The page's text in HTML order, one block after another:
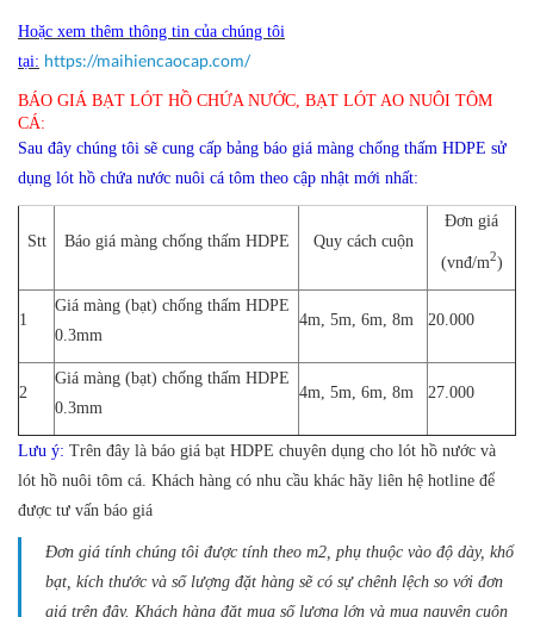
Hoặc xem thêm thông tin của chúng tôi
tại: https://maihiencaocap.com/
BÁO GIÁ BẠT LÓT HỒ CHỨA NƯỚC, BẠT LÓT AO NUÔI TÔM
CÁ:
Sau đây chúng tôi sẽ cung cấp bảng báo giá màng chống thấm HDPE sử
dụng lót hồ chứa nước nuôi cá tôm theo cập nhật mới nhất:
Stt Báo giá màng chống thấm HDPE Quy cách cuộn
Đơn giá
(vnđ/m2)
1
Giá màng (bạt) chống thấm HDPE
0.3mm
4m, 5m, 6m, 8m 20.000
2
Giá màng (bạt) chống thấm HDPE
0.3mm
4m, 5m, 6m, 8m 27.000
Lưu ý: Trên đây là báo giá bạt HDPE chuyên dụng cho lót hồ nước và
lót hồ nuôi tôm cá. Khách hàng có nhu cầu khác hãy liên hệ hotline để
được tư vấn báo giá
Đơn giá tính chúng tôi được tính theo m2, phụ thuộc vào độ dày, khổ
bạt, kích thước và số lượng đặt hàng sẽ có sự chênh lệch so với đơn
giá trên đây. Khách hàng đặt mua số lượng lớn và mua nguyên cuộn